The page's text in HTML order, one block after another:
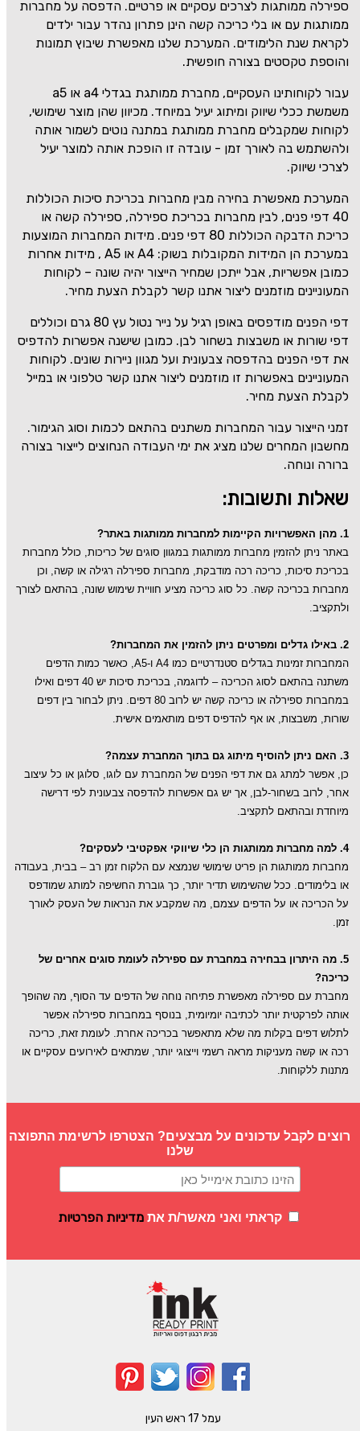
ספירלה ממותגות לצרכים עסקיים או פרטיים. הדפסה על מחברות
ממותגות עם או בלי כריכה קשה הינן פתרון נהדר עבור ילדים
לקראת שנת הלימודים. המערכת שלנו מאפשרת שיבוץ תמונות
והוספת טקסטים בצורה חופשית.
עבור לקוחותינו העסקיים, מחברת ממותגת בגדלי a4 או a5
משמשת ככלי שיווק ומיתוג יעיל במיוחד. מכיוון שהן מוצר שימושי,
לקוחות שמקבלים מחברת ממותגת במתנה נוטים לשמור אותה
ולהשתמש בה לאורך זמן - עובדה זו הופכת אותה למוצר יעיל
לצרכי שיווק.
המערכת מאפשרת בחירה מבין מחברות בכריכת סיכות הכוללות
40 דפי פנים, לבין מחברות בכריכת ספירלה, ספירלה קשה או
כריכת הדבקה הכוללות 80 דפי פנים. מידות המחברות המוצעות
במערכת הן המידות המקובלות בשוק: A4 או A5 , מידות אחרות
כמובן אפשריות, אבל ייתכן שמחיר הייצור יהיה שונה – לקוחות
המעוניינים מוזמנים ליצור אתנו קשר לקבלת הצעת מחיר.
דפי הפנים מודפסים באופן רגיל על נייר נטול עץ 80 גרם וכוללים
דפי שורות או משבצות בשחור לבן. כמובן שישנה אפשרות להדפיס
את דפי הפנים בהדפסה צבעונית ועל מגוון ניירות שונים. לקוחות
המעוניינים באפשרות זו מוזמנים ליצור אתנו קשר טלפוני או במייל
לקבלת הצעת מחיר.
זמני הייצור עבור המחברות משתנים בהתאם לכמות וסוג הגימור.
מחשבון המחרים שלנו מציג את ימי העבודה הנחוצים לייצור בצורה
ברורה ונוחה.
שאלות ותשובות:
1. מהן האפשרויות הקיימות למחברות ממותגות באתר?
באתר ניתן להזמין מחברות ממותגות במגוון סוגים של כריכות, כולל מחברות
בכריכת סיכות, כריכה רכה מודבקת, מחברות ספירלה רגילה או קשה, וכן
מחברות בכריכה קשה. כל סוג כריכה מציע חוויית שימוש שונה, בהתאם לצורך
ולתקציב.
2. באילו גדלים ומפרטים ניתן להזמין את המחברות?
המחברות זמינות בגדלים סטנדרטיים כמו A4 ו-A5, כאשר כמות הדפים
משתנה בהתאם לסוג הכריכה – לדוגמה, בכריכת סיכות יש 40 דפים ואילו
במחברות ספירלה או כריכה קשה יש לרוב 80 דפים. ניתן לבחור בין דפים
שורות, משבצות, או אף להדפיס דפים מותאמים אישית.
3. האם ניתן להוסיף מיתוג גם בתוך המחברת עצמה?
כן, אפשר למתג גם את דפי הפנים של המחברת עם לוגו, סלוגן או כל עיצוב
אחר, לרוב בשחור-לבן, אך יש גם אפשרות להדפסה צבעונית לפי דרישה
מיוחדת ובהתאם לתקציב.
4. למה מחברות ממותגות הן כלי שיווקי אפקטיבי לעסקים?
מחברות ממותגות הן פריט שימושי שנמצא עם הלקוח זמן רב – בבית, בעבודה
או בלימודים. ככל שהשימוש תדיר יותר, כך גוברת החשיפה למותג שמודפס
על הכריכה או על הדפים עצמם, מה שמקבע את הנראות של העסק לאורך
זמן.
5. מה היתרון בבחירה במחברת עם ספירלה לעומת סוגים אחרים של
כריכה?
מחברת עם ספירלה מאפשרת פתיחה נוחה של הדפים עד הסוף, מה שהופך
אותה לפרקטית יותר לכתיבה יומיומית, בנוסף במחברות ספירלה אפשר
לתלוש דפים בקלות מה שלא מתאפשר בכריכה אחרת. לעומת זאת, כריכה
רכה או קשה מעניקות מראה רשמי וייצוגי יותר, שמתאים לאירועים עסקיים או
מתנות ללקוחות.
רוצים לקבל עדכונים על מבצעים? הצטרפו לרשימת התפוצה
שלנו
קראתי ואני מאשר/ת את מדיניות הפרטיות
עמל 17 ראש העין